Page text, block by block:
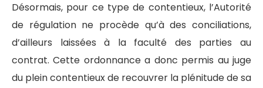
Désormais, pour ce type de contentieux, l’Autorité
de régulation ne procède qu’à des conciliations,
d’ailleurs laissées à la faculté des parties au
contrat. Cette ordonnance a donc permis au juge
du plein contentieux de recouvrer la plénitude de sa